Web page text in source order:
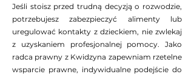
Jeśli stoisz przed trudną decyzją o rozwodzie,
potrzebujesz zabezpieczyć alimenty lub
uregulować kontakty z dzieckiem, nie zwlekaj
z uzyskaniem profesjonalnej pomocy. Jako
radca prawny z Kwidzyna zapewniam rzetelne
wsparcie prawne, indywidualne podejście do